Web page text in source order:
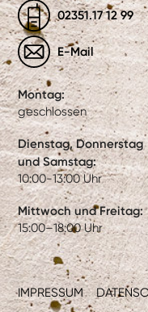
IMPRESSUM
02351.17 12 99
E-Mail
Montag:
geschlossen
Dienstag, Donnerstag
und Samstag:
10:00-13:00 Uhr
Mittwoch und Freitag:
15:00–18:00 Uhr